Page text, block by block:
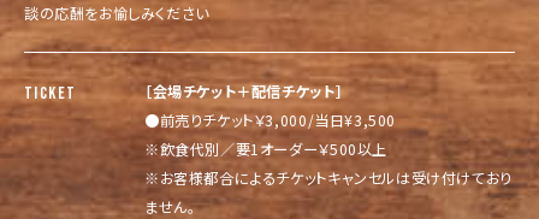
談の応酬をお愉しみください
TICKET
［会場チケット＋配信チケット］
●前売りチケット￥3,000/当日¥3,500
※飲食代別／要1オーダー￥500以上
※お客様都合によるチケットキャンセルは受け付けており
ません。